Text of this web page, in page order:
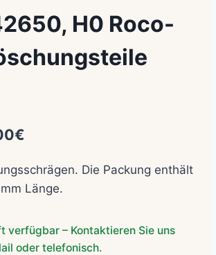
H0 Roco-
€
ist:
Die Packung enthält
Länge.
verfügbar – Kontaktieren Sie uns
oder telefonisch.